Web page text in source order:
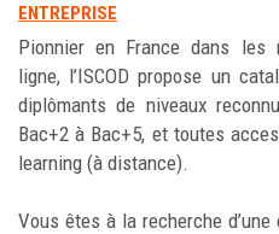
ENTREPRISE
Pionnier en France dans les
ligne, l’ISCOD propose un
diplômants de niveaux
Bac+2 à Bac+5, et toutes
learning (à distance).
Vous êtes à la recherche